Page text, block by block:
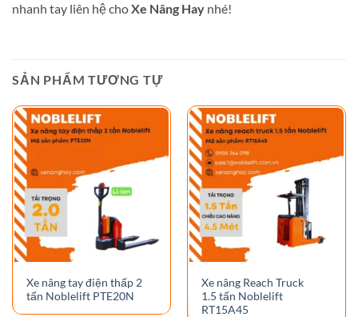
nhanh tay liên hệ choXe Nâng Hay nhé!
SẢN PHẨM TƯƠNG TỰ
Xe nâng tay điện thấp 2
tấn Noblelift PTE20N
Xe nâng Reach Truck
1.5 tấn Noblelift
RT15A45